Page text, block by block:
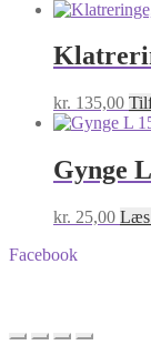
kr. 135,00
Gynge
kr. 25,00 Læs
Facebook